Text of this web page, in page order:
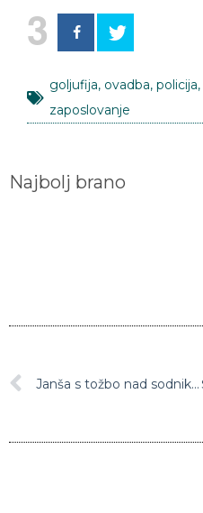
3
goljufija, ovadba, policija,
zaposlovanje
Najbolj brano
Janša s tožbo nad sodnike in nekdanjo tožilko: Zaradi Patrie zahteva 900.000 evrov odškodnine